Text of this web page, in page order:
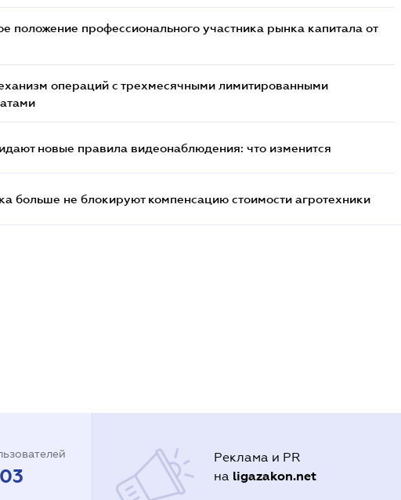
положение профессионального участника рынка капитала от
операций с трехмесячными лимитированными
новые правила видеонаблюдения: что изменится
больше не блокируют компенсацию стоимости агротехники
Реклама и PR
на ligazakon.net